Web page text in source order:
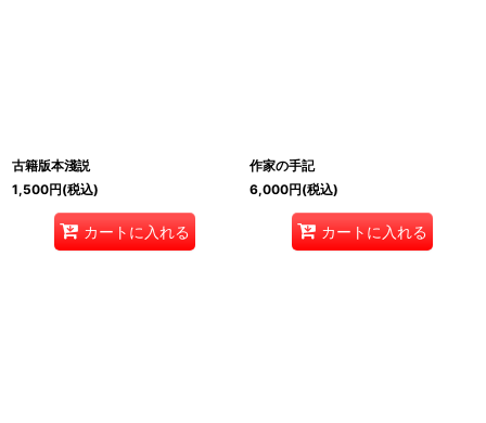
古籍版本淺説
1,500円(税込)
カートに入れる
作家の手記
6,000円(税込)
カートに入れる